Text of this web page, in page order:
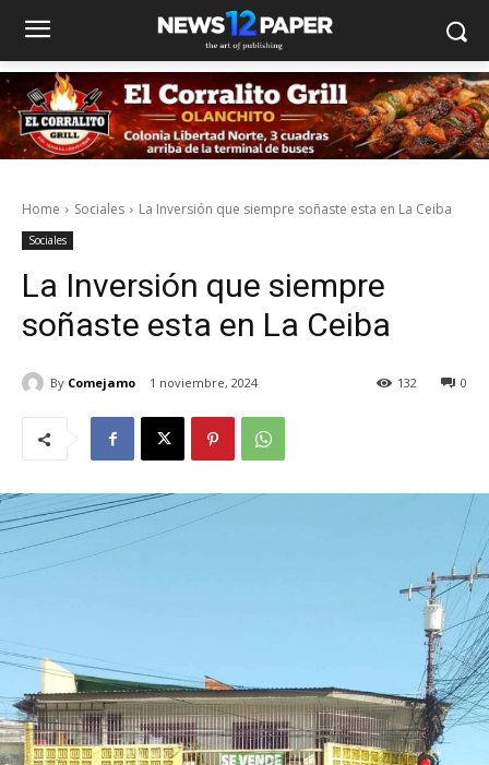
Home Sociales La Inversión que siempre soñaste esta en La Ceiba
Sociales
La Inversión que siempre
soñaste esta en La Ceiba
By Comejamo 1 noviembre, 2024 0
132